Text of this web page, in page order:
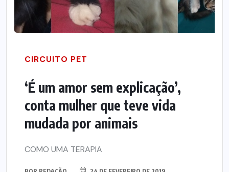
CIRCUITO PET
‘É um amor sem explicação’,
conta mulher que teve vida
mudada por animais
COMO UMA TERAPIA